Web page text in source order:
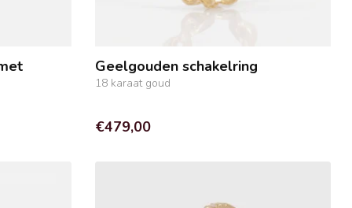
Geelgouden schakelring
18 karaat goud
€479,00